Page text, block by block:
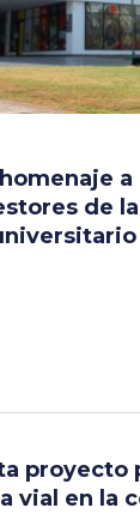
de
proyecto
vial en la